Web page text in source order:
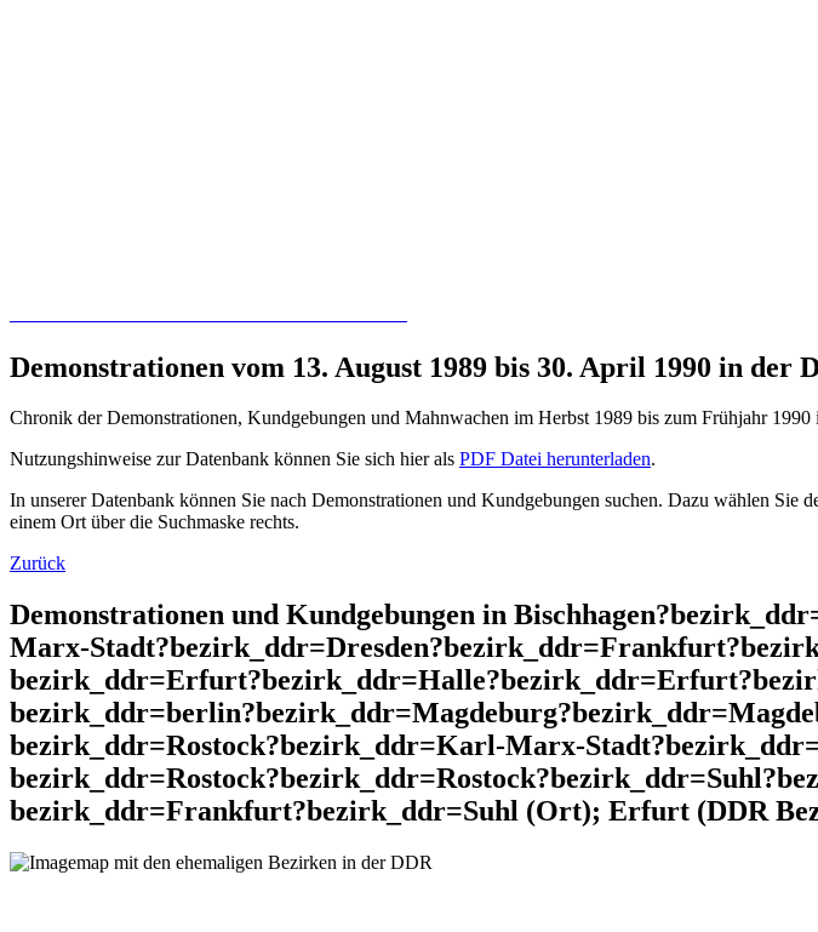
Demonstrationen vom 13. August 1989 bis 30. April 1990 in der
Chronik der Demonstrationen, Kundgebungen und Mahnwachen im Herbst 1989 bis zum Frühjahr
Nutzungshinweise zur Datenbank können Sie sich hier als PDF Datei herunterladen.
In unserer Datenbank können Sie nach Demonstrationen und Kundgebungen suchen. Dazu wählen
einem Ort über die Suchmaske rechts.
Zurück
Demonstrationen und Kundgebungen in
Marx-
bezirk_ddr=Rostock?bezirk_ddr=Karl-Marx-
bezirk_ddr=Frankfurt?bezirk_ddr=Suhl (Ort); Erfurt (DDR